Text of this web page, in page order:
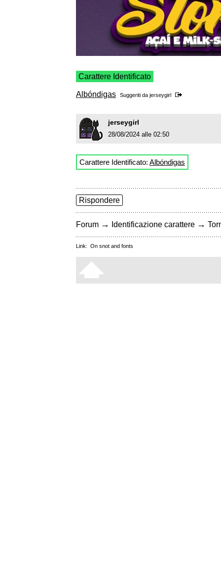
Carattere Identificato
Albóndigas Suggeriti da jerseygirl
jerseygirl
28/08/2024 alle 02:50
Carattere Identificato: Albóndigas
Rispondere
Forum → Identificazione carattere →
Link: On snot and fonts